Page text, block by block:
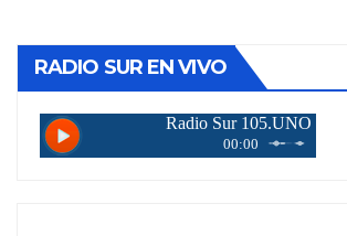
RADIO SUR EN VIVO